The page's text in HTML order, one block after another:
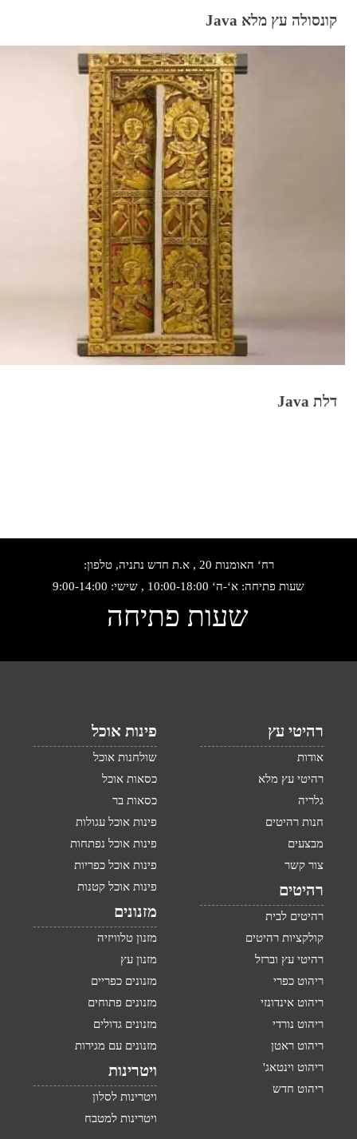
קונסולה עץ מלא Java
דלת Java
רח‘ האומנות 20 , א.ת חדש נתניה, טלפון:
שעות פתיחה: א‘-ה‘ 10:00-18:00 , שישי: 9:00-14:00
שעות פתיחה
רהיטי עץ
אודות
רהיטי עץ מלא
גלריה
חנות רהיטים
מבצעים
צור קשר
רהיטים
רהיטים לבית
קולקציות רהיטים
רהיטי עץ וברזל
ריהוט כפרי
ריהוט אינדונזי
ריהוט נורדי
ריהוט ראטן
ריהוט וינטאג'
ריהוט חדש
פינות אוכל
שולחנות אוכל
כסאות אוכל
כסאות בר
פינות אוכל עגולות
פינות אוכל נפתחות
פינות אוכל כפריות
פינות אוכל קטנות
מזנונים
מזנון טלוויזיה
מזנון עץ
מזנונים כפריים
מזנונים פתוחים
מזנונים גדולים
מזנונים עם מגירות
ויטרינות
ויטרינות לסלון
ויטרינות למטבח